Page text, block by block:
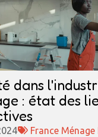
dans
: état des
Tags
France Ménage